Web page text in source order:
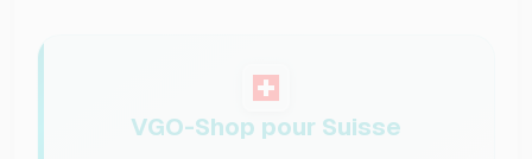
VGO-Shop pour Suisse